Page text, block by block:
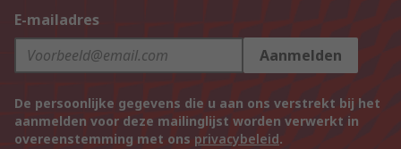
E-mailadres
Aanmelden
De persoonlijke gegevens die u aan ons verstrekt bij het
aanmelden voor deze mailinglijst worden verwerkt in
overeenstemming met ons privacybeleid.